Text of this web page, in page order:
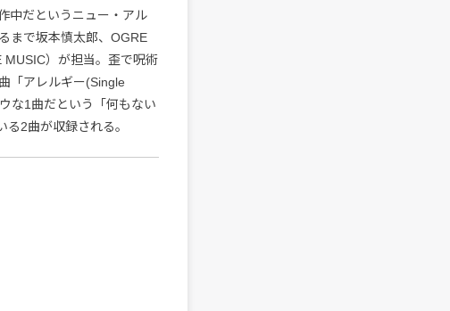
中だというニュー・アル
まで坂本慎太郎、OGRE
MUSIC）が担当。歪で呪術
「アレルギー(Single
な1曲だという「何もない
2曲が収録される。